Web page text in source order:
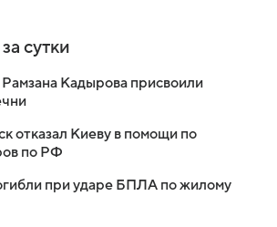
сутки
Кадырова присвоили
отказал Киеву в помощи по
по РФ
при ударе БПЛА по жилому